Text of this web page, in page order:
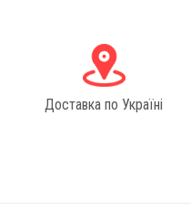
Доставка по Україні